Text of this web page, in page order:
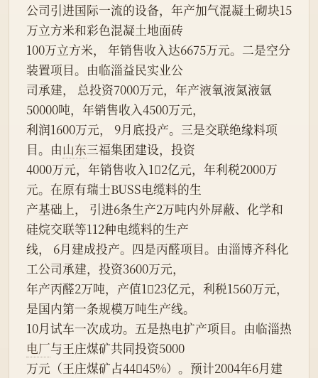
公司引进国际一流的设备，年产加气混凝土砌块15
万立方米和彩色混凝土地面砖
100万立方米， 年销售收入达6675万元。二是空分
装置项目。由临淄益民实业公
司承建， 总投资7000万元，年产液氧液氮液氩
50000吨，年销售收入4500万元，
利润1600万元， 9月底投产。三是交联绝缘料项
目。由山东三福集团建设，投资
4000万元，年销售收入12亿元，年利税2000万
元。在原有瑞士BUSS电缆料的生
产基础上， 引进6条生产2万吨内外屏蔽、化学和
硅烷交联等112种电缆料的生产
线， 6月建成投产。四是丙醛项目。由淄博齐科化
工公司承建，投资3600万元，
年产丙醛2万吨，产值123亿元，利税1560万元，
是国内第一条规模万吨生产线。
10月试车一次成功。五是热电扩产项目。由临淄热
电厂与王庄煤矿共同投资5000
万元（王庄煤矿占4445%）。预计2004年6月建